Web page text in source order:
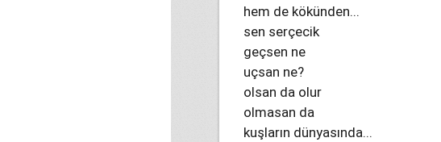
hem de kökünden...
sen serçecik
geçsen ne
uçsan ne?
olsan da olur
olmasan da
kuşların dünyasında...